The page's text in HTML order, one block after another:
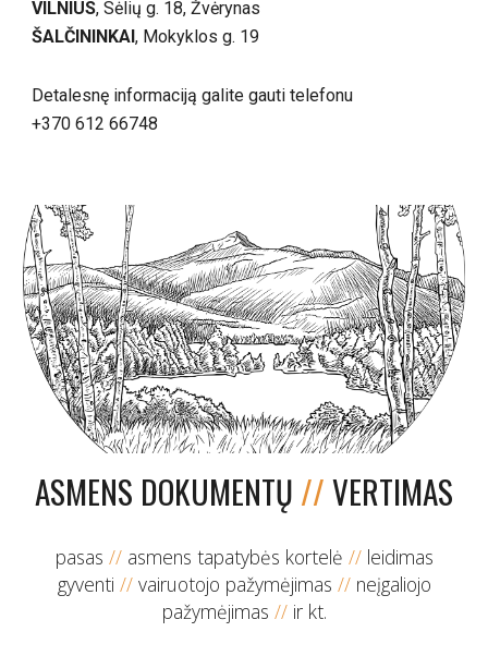
VILNIUS, Sėlių g. 18, Žvėrynas
ŠALČININKAI, Mokyklos g. 19
Detalesnę informaciją galite gautitelefonu
+370 612 66748
ASMENS DOKUMENTŲ //VERTIMAS
pasas //asmens tapatybės kortelė //leidimas
gyventi // vairuotojo pažymėjimas //neįgaliojo
pažymėjimas //ir kt.